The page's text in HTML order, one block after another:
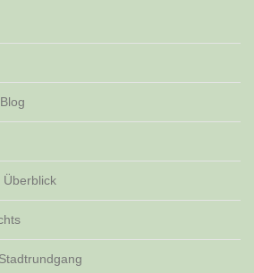
Überblick